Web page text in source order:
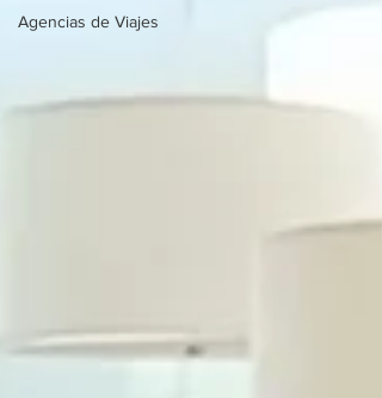
Agencias de Viajes